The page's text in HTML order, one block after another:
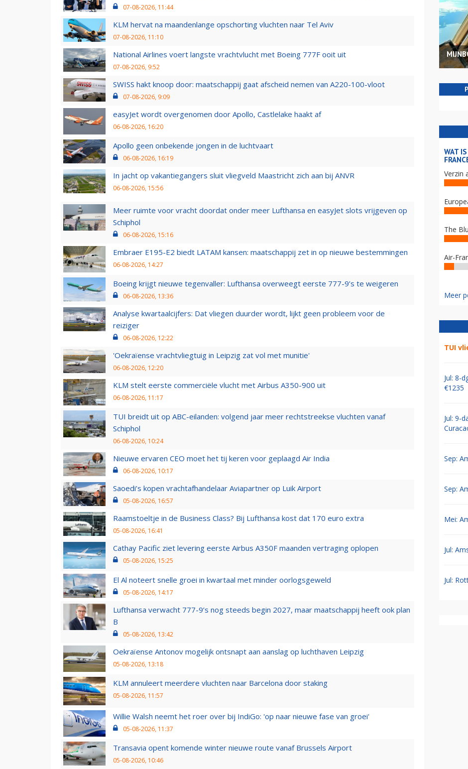
07-08-2026, 11:44
KLM hervat na maandenlange opschorting vluchten naar Tel Aviv
07-08-2026, 11:10
National Airlines voert langste vrachtvlucht met Boeing 777F ooit uit
07-08-2026, 9:52
SWISS hakt knoop door: maatschappij gaat afscheid nemen van A220-100-vloot
07-08-2026, 9:09
easyJet wordt overgenomen door Apollo, Castlelake haakt af
06-08-2026, 16:20
Apollo geen onbekende jongen in de luchtvaart
06-08-2026, 16:19
In jacht op vakantiegangers sluit vliegveld Maastricht zich aan bij ANVR
06-08-2026, 15:56
Meer ruimte voor vracht doordat onder meer Lufthansa en easyJet slots vrijgeven op
Schiphol
06-08-2026, 15:16
Embraer E195-E2 biedt LATAM kansen: maatschappij zet in op nieuwe bestemmingen
06-08-2026, 14:27
Boeing krijgt nieuwe tegenvaller: Lufthansa overweegt eerste 777-9’s te weigeren
06-08-2026, 13:36
Analyse kwartaalcijfers: Dat vliegen duurder wordt, lijkt geen probleem voor de
reiziger
06-08-2026, 12:22
'Oekraïense vrachtvliegtuig in Leipzig zat vol met munitie'
06-08-2026, 12:20
KLM stelt eerste commerciële vlucht met Airbus A350-900 uit
06-08-2026, 11:17
TUI breidt uit op ABC-eilanden: volgend jaar meer rechtstreekse vluchten vanaf
Schiphol
06-08-2026, 10:24
Nieuwe ervaren CEO moet het tij keren voor geplaagd Air India
06-08-2026, 10:17
Saoedi’s kopen vrachtafhandelaar Aviapartner op Luik Airport
05-08-2026, 16:57
Raamstoeltje in de Business Class? Bij Lufthansa kost dat 170 euro extra
05-08-2026, 16:41
Cathay Pacific ziet levering eerste Airbus A350F maanden vertraging oplopen
05-08-2026, 15:25
El Al noteert snelle groei in kwartaal met minder oorlogsgeweld
05-08-2026, 14:17
Lufthansa verwacht 777-9’s nog steeds begin 2027, maar maatschappij heeft ook plan
B
05-08-2026, 13:42
Oekraïense Antonov mogelijk ontsnapt aan aanslag op luchthaven Leipzig
05-08-2026, 13:18
KLM annuleert meerdere vluchten naar Barcelona door staking
05-08-2026, 11:57
Willie Walsh neemt het roer over bij IndiGo: 'op naar nieuwe fase van groei'
05-08-2026, 11:37
Transavia opent komende winter nieuwe route vanaf Brussels Airport
05-08-2026, 10:46
WAT
Verzin
The
Air-
Meer
TUI
Jul: 8-
€1235
Jul: 9-
Sep:
Sep:
Mei:
Jul:
Jul: